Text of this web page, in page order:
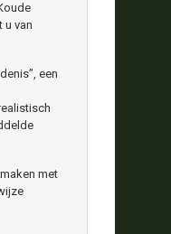
u van
een
met